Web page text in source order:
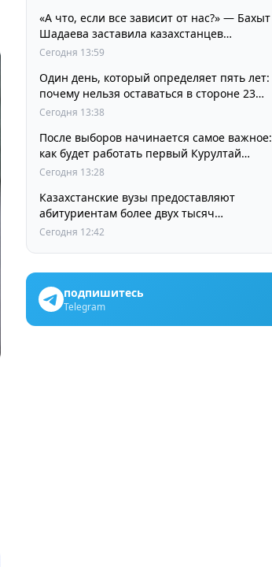
«А что, если все зависит от нас?» — Бахыт
Шадаева заставила казахстанцев
остановиться и задуматься
Сегодня 13:59
Один день, который определяет пять лет:
почему нельзя оставаться в стороне 23
августа
Сегодня 13:38
После выборов начинается самое важное:
как будет работать первый Курултай
Республики Казахстан
Сегодня 13:28
Казахстанские вузы предоставляют
абитуриентам более двух тысяч
собственных образовательных грантов
Сегодня 12:42
подпишитесь
Telegram